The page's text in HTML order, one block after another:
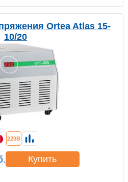
Ortea Atlas 15-
10/20
220В
Купить